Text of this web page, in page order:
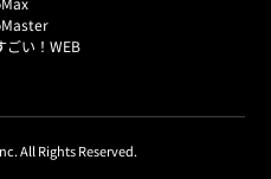
ごい！WEB
All Rights Reserved.